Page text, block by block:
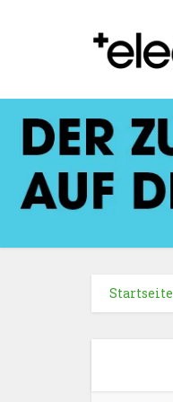
Startseite